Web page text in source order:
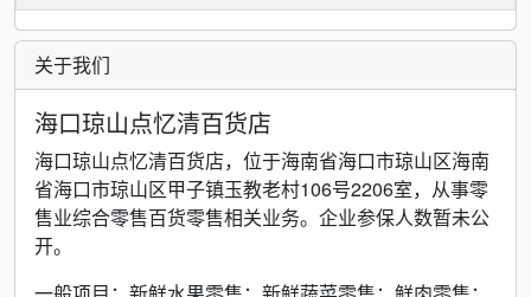
关于我们
海口琼山点忆清百货店
海口琼山点忆清百货店，位于海南省海口市琼山区海南
省海口市琼山区甲子镇玉教老村106号2206室，从事零
售业综合零售百货零售相关业务。企业参保人数暂未公
开。